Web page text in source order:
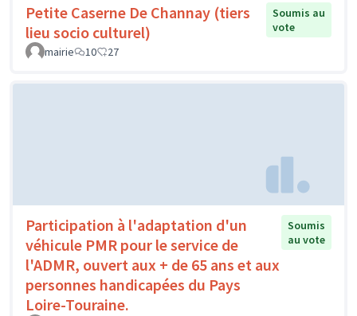
Petite Caserne De Channay (tiers
lieu socio culturel)
Soumis au
vote
mairie
10 27
Participation à l'adaptation d'un
véhicule PMR pour le service de
l'ADMR, ouvert aux + de 65 ans et aux
personnes handicapées du Pays
Loire-Touraine.
Soumis
au vote